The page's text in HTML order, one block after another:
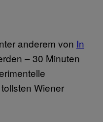
anderem von In
– 30 Minuten
Wiener